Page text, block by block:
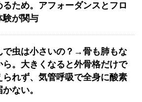
るため。アフォーダンスとフロ
験が関与
で虫は小さいの？→骨も肺もな
ら。大きくなると外骨格だけで
られず、気管呼吸で全身に酸素
ない。